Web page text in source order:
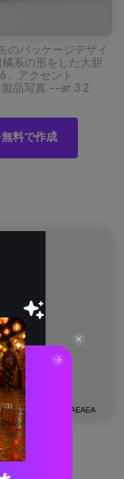
のパッケージデザイ
系の形をした大胆
、アクセント
製品写真 --ar 3:2
料で作成